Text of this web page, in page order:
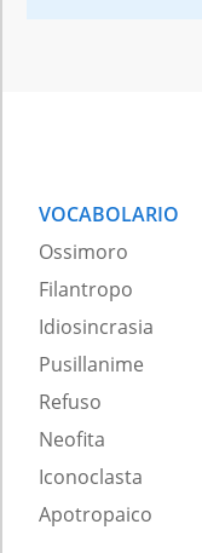
VOCABOLARIO
Ossimoro
Filantropo
Idiosincrasia
Pusillanime
Refuso
Neofita
Iconoclasta
Apotropaico